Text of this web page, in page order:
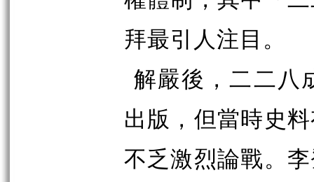
拜最引人注目。
解嚴後，二二八
出版，但當時史
不乏激烈論戰。